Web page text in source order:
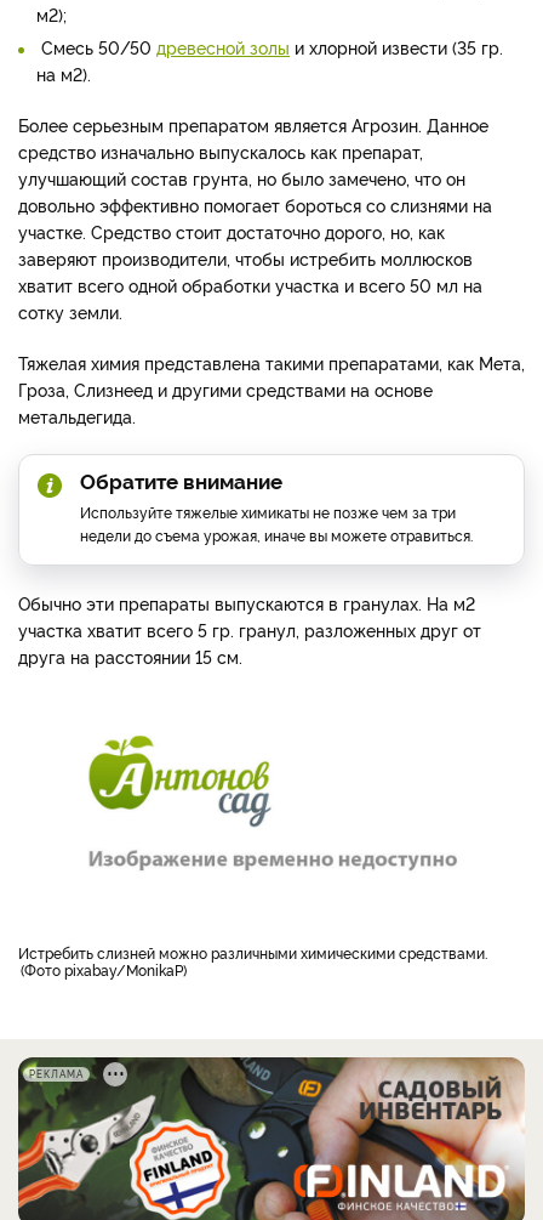
м2);
Смесь 50/50 древесной золы и хлорной извести (35 гр.
на м2).
Более серьезным препаратом является Агрозин. Данное
средство изначально выпускалось как препарат,
улучшающий состав грунта, но было замечено, что он
довольно эффективно помогает бороться со слизнями на
участке. Средство стоит достаточно дорого, но, как
заверяют производители, чтобы истребить моллюсков
хватит всего одной обработки участка и всего 50 мл на
сотку земли.
Тяжелая химия представлена такими препаратами, как Мета,
Гроза, Слизнеед и другими средствами на основе
метальдегида.
Обратите внимание
Используйте тяжелые химикаты не позже чем за три
недели до съема урожая, иначе вы можете отравиться.
Обычно эти препараты выпускаются в гранулах. На м2
участка хватит всего 5 гр. гранул, разложенных друг от
друга на расстоянии 15 см.
истребить слизней можно различными химическими средствами.
Фото pixabay/MonikaP
РЕКЛАМА